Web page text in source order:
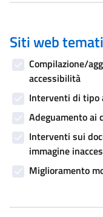
Siti web
Compilazione/
accessibilità
Interventi di tipo
Adeguamento ai
Interventi sui
immagine
Miglioramento